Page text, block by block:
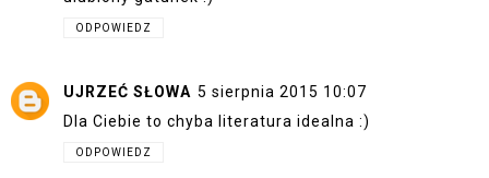
ODPOWIEDZ
UJRZEĆ SŁOWA 5 sierpnia 2015 10:07
Dla Ciebie to chyba literatura idealna :)
ODPOWIEDZ